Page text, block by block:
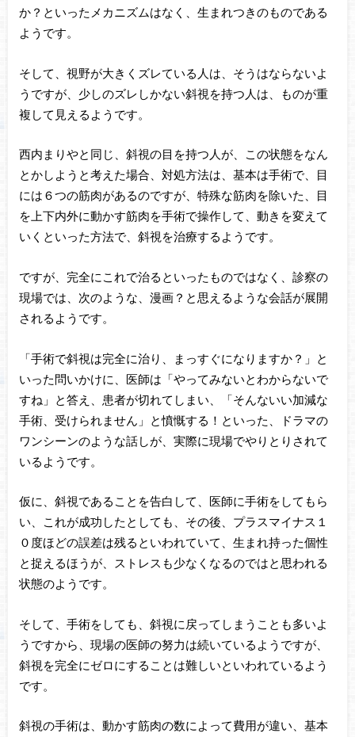
か？といったメカニズムはなく、生まれつきのものである
ようです。
そして、視野が大きくズレている人は、そうはならないよ
うですが、少しのズレしかない斜視を持つ人は、ものが重
複して見えるようです。
西内まりやと同じ、斜視の目を持つ人が、この状態をなん
とかしようと考えた場合、対処方法は、基本は手術で、目
には６つの筋肉があるのですが、特殊な筋肉を除いた、目
を上下内外に動かす筋肉を手術で操作して、動きを変えて
いくといった方法で、斜視を治療するようです。
ですが、完全にこれで治るといったものではなく、診察の
現場では、次のような、漫画？と思えるような会話が展開
されるようです。
「手術で斜視は完全に治り、まっすぐになりますか？」と
いった問いかけに、医師は「やってみないとわからないで
すね」と答え、患者が切れてしまい、「そんないい加減な
手術、受けられません」と憤慨する！といった、ドラマの
ワンシーンのような話しが、実際に現場でやりとりされて
いるようです。
仮に、斜視であることを告白して、医師に手術をしてもら
い、これが成功したとしても、その後、プラスマイナス１
０度ほどの誤差は残るといわれていて、生まれ持った個性
と捉えるほうが、ストレスも少なくなるのではと思われる
状態のようです。
そして、手術をしても、斜視に戻ってしまうことも多いよ
うですから、現場の医師の努力は続いているようですが、
斜視を完全にゼロにすることは難しいといわれているよう
です。
斜視の手術は、動かす筋肉の数によって費用が違い、基本